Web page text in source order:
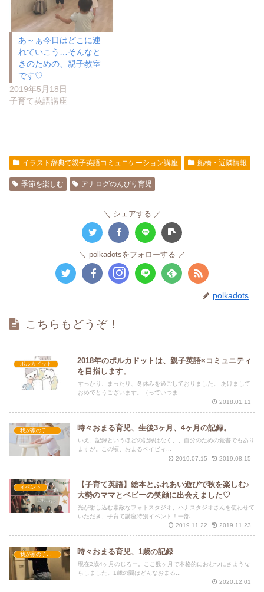
あ～ぁ今日はどこに連
れていこう…そんなと
きのための、親子教室
です♡
2019年5月18日
子育て英語講座
イラスト辞典で親子英語コミュニケーション講座 船橋・近隣情報
季節を楽しむ アナログのんびり育児
シェアする
polkadotsをフォローする
polkadots
こちらもどうぞ！
ポルカドット
2018年のポルカドットは、親子英語×コミュニティ
を目指します。
すっかり、まったり、冬休みを過ごしておりました。 あけまして
おめでとうございます。（っていつま...
2018.01.11
我が家の子育て 時々おまる育児、生後3ヶ月、4ヶ月の記録。
いえ、記録というほどの記録はなく、、自分のための覚書でもあり
ますが。この頃、おまるベイビィ...
2019.07.15
2019.08.15
イベント
【子育て英語】絵本とふれあい遊びで秋を楽しむ♪
大勢のママとベビーの笑顔に出会えました♡
光が射し込む素敵なフォトスタジオ、ハナスタジオさんを使わせて
いただき、子育て講座特別イベント！一部...
2019.11.22
2019.11.23
我が家の子育て 時々おまる育児、1歳の記録
現在2歳4ヶ月のじろー。ここ数ヶ月で本格的におむつにさような
らしました。1歳の間はどんなおまる...
2020.12.01